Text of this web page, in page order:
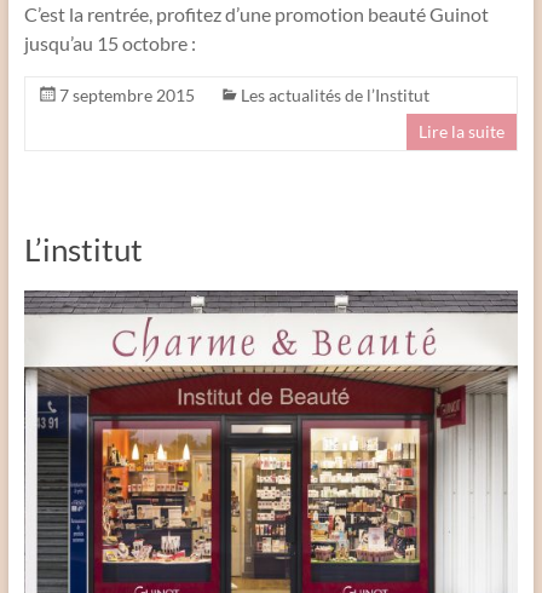
C’est la rentrée, profitez d’une promotion beauté Guinot
jusqu’au 15 octobre :
7 septembre 2015
Les actualités de l’Institut
Lire la suite
L’institut